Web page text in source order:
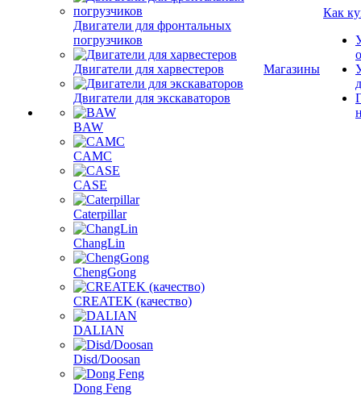
Двигатели для фронтальных
погрузчиков
Двигатели для харвестеров
Двигатели для экскаваторов
BAW
CAMC
CASE
Caterpillar
ChangLin
ChengGong
CREATEK (качество)
DALIAN
Disd/Doosan
Dong Feng
Магазины
Как